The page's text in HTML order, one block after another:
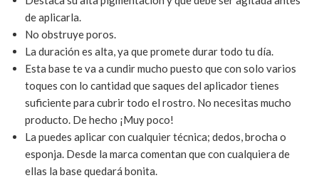
de aplicarla.
No obstruye poros.
La duración es alta, ya que promete durar todo tu día.
Esta base te va a cundir mucho puesto que con solo varios
toques con lo cantidad que saques del aplicador tienes
suficiente para cubrir todo el rostro. No necesitas mucho
producto. De hecho ¡Muy poco!
La puedes aplicar con cualquier técnica; dedos, brocha o
esponja. Desde la marca comentan que con cualquiera de
ellas la base quedará bonita.